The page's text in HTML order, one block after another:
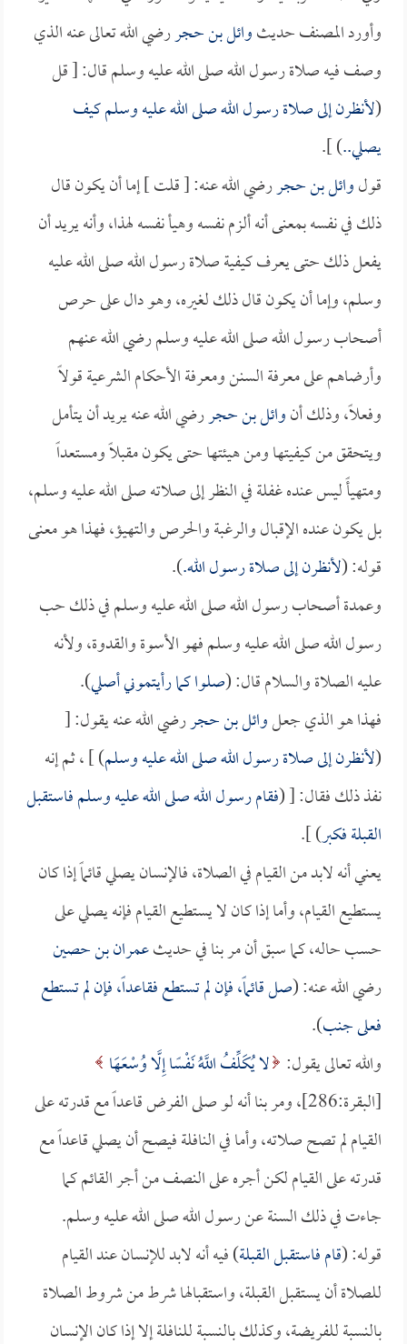
وأورد المصنف حديثوائل بن حجررضي الله تعالى عنه الذي
وصف فيه صلاة رسول الله صلى الله عليه وسلم قال: [ قل
(لأنظرن إلى صلاة رسول الله صلى الله عليه وسلم كيف
يصلي..) ].
قولوائل بن حجررضي الله عنه: [ قلت ] إما أن يكون قال
ذلك في نفسه بمعنى أنه ألزم نفسه وهيأ نفسه لهذا، وأنه يريد أن
يفعل ذلك حتى يعرف كيفية صلاة رسول الله صلى الله عليه
وسلم، وإما أن يكون قال ذلك لغيره، وهو دال على حرص
أصحاب رسول الله صلى الله عليه وسلم رضي الله عنهم
وأرضاهم على معرفة السنن ومعرفة الأحكام الشرعية قولاً
وفعلاً، وذلك أنوائل بن حجررضي الله عنه يريد أن يتأمل
ويتحقق من كيفيتها ومن هيئتها حتى يكون مقبلاً ومستعداً
ومتهيأً ليس عنده غفلة في النظر إلى صلاته صلى الله عليه وسلم،
بل يكون عنده الإقبال والرغبة والحرص والتهيؤ، فهذا هو معنى
قوله: (لأنظرن إلى صلاة رسول الله.).
وعمدة أصحاب رسول الله صلى الله عليه وسلم في ذلك حب
رسول الله صلى الله عليه وسلم فهو الأسوة والقدوة، ولأنه
عليه الصلاة والسلام قال: (صلوا كما رأيتموني أصلي).
فهذا هو الذي جعلوائل بن حجررضي الله عنه يقول: [
(لأنظرن إلى صلاة رسول الله صلى الله عليه وسلم) ] ، ثم إنه
نفذ ذلك فقال: [ (فقام رسول الله صلى الله عليه وسلم فاستقبل
القبلة فكبر) ].
يعني أنه لابد من القيام في الصلاة، فالإنسان يصلي قائماً إذا كان
يستطيع القيام، وأما إذا كان لا يستطيع القيام فإنه يصلي على
حسب حاله، كما سبق أن مر بنا في حديثعمران بن حصين
رضي الله عنه: (صل قائماً، فإن لم تستطع فقاعداً، فإن لم تستطع
فعلى جنب).
والله تعالى يقول: لا يُكَلِّفُ اللَّهُ نَفْسًا إِلَّا وُسْعَهَا
[البقرة:286]، ومر بنا أنه لو صلى الفرض قاعداً مع قدرته على
القيام لم تصح صلاته، وأما في النافلة فيصح أن يصلي قاعداً مع
قدرته على القيام لكن أجره على النصف من أجر القائم كما
جاءت في ذلك السنة عن رسول الله صلى الله عليه وسلم.
قوله: (قام فاستقبل القبلة) فيه أنه لابد للإنسان عند القيام
للصلاة أن يستقبل القبلة، واستقبالها شرط من شروط الصلاة
بالنسبة للفريضة، وكذلك بالنسبة للنافلة إلا إذا كان الإنسان